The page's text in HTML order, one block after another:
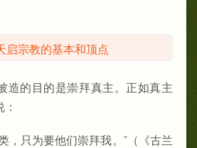
启宗教的基本和顶点
造的目的是崇拜真主。正如真主
，只为要他们崇拜我。”（《古兰